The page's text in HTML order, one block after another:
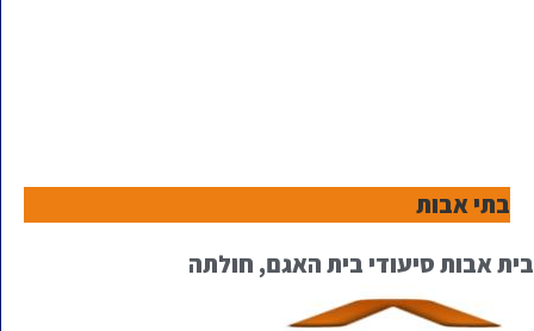
בתי אבות
בית אבות סיעודי בית האגם, חולתה